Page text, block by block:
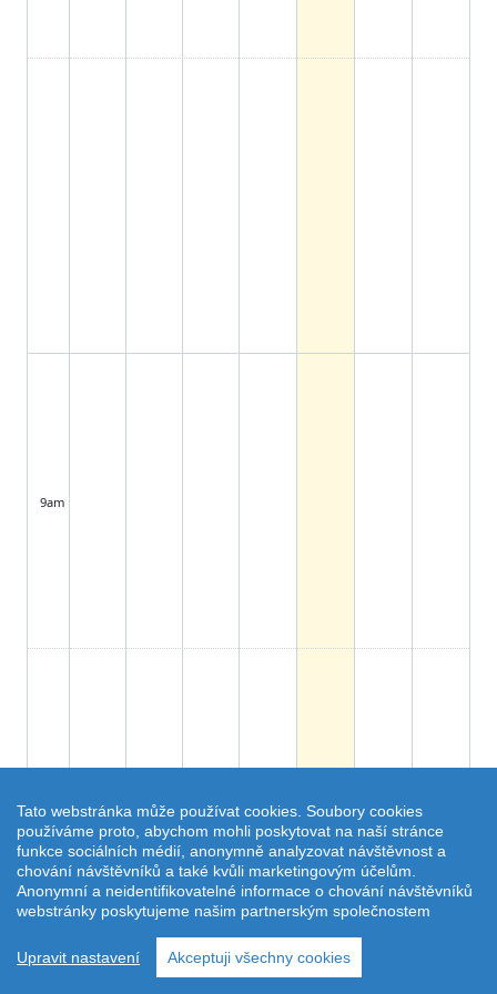
9am
Tato webstránka může používat cookies. Soubory cookies
používáme proto, abychom mohli poskytovat na naší stránce
funkce sociálních médií, anonymně analyzovat návštěvnost a
chování návštěvníků a také kvůli marketingovým účelům.
Anonymní a neidentifikovatelné informace o chování návštěvníků
webstránky poskytujeme našim partnerským společnostem
Upravit nastavení Akceptuji všechny cookies